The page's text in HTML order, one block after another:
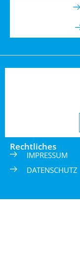
Rechtliches
IMPRESSUM
DATENSCHUTZ